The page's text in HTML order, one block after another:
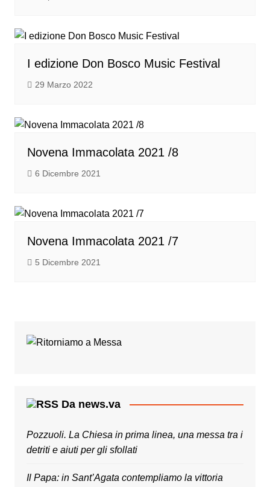
I edizione Don Bosco Music Festival
29 Marzo 2022
Novena Immacolata 2021 /8
6 Dicembre 2021
Novena Immacolata 2021 /7
5 Dicembre 2021
Da news.va
Pozzuoli. La Chiesa in prima linea, una messa tra i
detriti e aiuti per gli sfollati
Il Papa: in Sant’Agata contempliamo la vittoria